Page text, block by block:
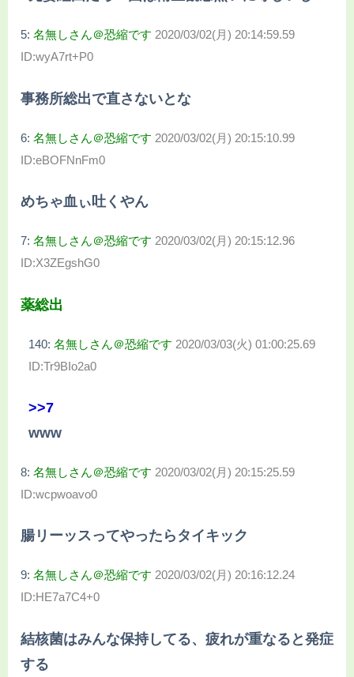
5: 名無しさん＠恐縮です 2020/03/02(月) 20:14:59.59
ID:wyA7rt+P0
事務所総出で直さないとな
6: 名無しさん＠恐縮です 2020/03/02(月) 20:15:10.99
ID:eBOFNnFm0
めちゃ血ぃ吐くやん
7: 名無しさん＠恐縮です 2020/03/02(月) 20:15:12.96
ID:X3ZEgshG0
薬総出
140: 名無しさん＠恐縮です 2020/03/03(火) 01:00:25.69
ID:Tr9BIo2a0
>>7
www
8: 名無しさん＠恐縮です 2020/03/02(月) 20:15:25.59
ID:wcpwoavo0
腸リーッスってやったらタイキック
9: 名無しさん＠恐縮です 2020/03/02(月) 20:16:12.24
ID:HE7a7C4+0
結核菌はみんな保持してる、疲れが重なると発症
する